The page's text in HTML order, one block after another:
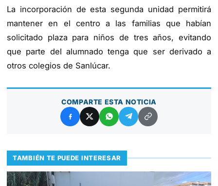
La incorporación de esta segunda unidad permitirá
mantener en el centro a las familias que habían
solicitado plaza para niños de tres años, evitando
que parte del alumnado tenga que ser derivado a
otros colegios de Sanlúcar.
COMPARTE ESTA NOTICIA
TAMBIÉN TE PUEDE INTERESAR